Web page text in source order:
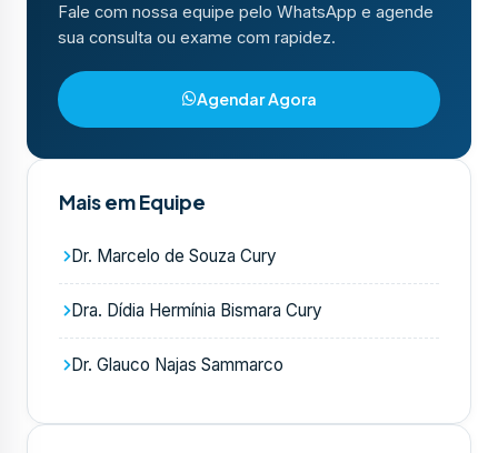
Fale com nossa equipe pelo WhatsApp e agende
sua consulta ou exame com rapidez.
Agendar Agora
Mais em Equipe
Dr. Marcelo de Souza Cury
Dra. Dídia Hermínia Bismara Cury
Dr. Glauco Najas Sammarco